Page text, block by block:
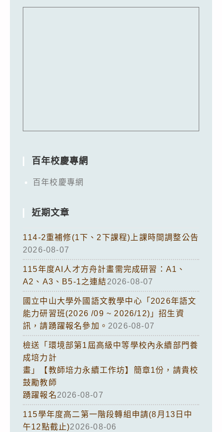
百年校慶專網
百年校慶專網
近期文章
114-2重補修(1下、2下課程)上課時間調整公告
2026-08-07
115年度AI人才方舟計畫需完成研習：A1、
A2、A3、B5-1之連結2026-08-07
國立中山大學外國語文教學中心「2026年語文
能力研習班(2026 /09 ~ 2026/12)」招生資
訊，請踴躍報名參加。 2026-08-07
檢送「環境部第1屆高級中等學校內永續部門養
成培力計
畫」【教師培力永續工作坊】簡章1份，請貴校
鼓勵教師
踴躍報名2026-08-07
115學年度高二第一階段轉組申請(8月13日中
午12點截止)2026-08-06